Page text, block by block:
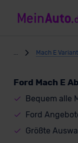
Mach E
Ford Mach E
Bequem alle
Ford
Größte